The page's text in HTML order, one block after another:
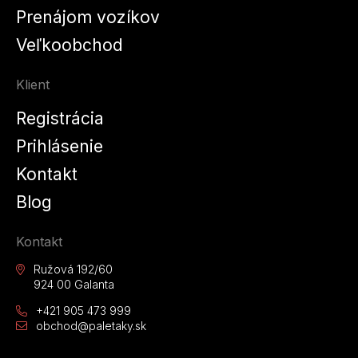
Prenájom vozíkov
Veľkoobchod
Klient
Registrácia
Prihlásenie
Kontakt
Blog
Kontakt
Ružová 192/60
924 00 Galanta
+421 905 473 999
obchod@paletaky.sk